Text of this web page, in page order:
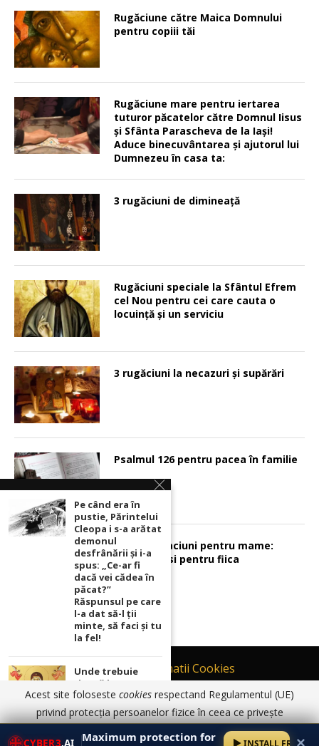
Rugăciune către Maica Domnului
pentru copiii tăi
Rugăciune mare pentru iertarea
tuturor păcatelor către Domnul Iisus
şi Sfânta Parascheva de la Iaşi!
Aduce binecuvântarea şi ajutorul lui
Dumnezeu în casa ta:
3 rugăciuni de dimineață
Rugăciuni speciale la Sfântul Efrem
cel Nou pentru cei care cauta o
locuinţă şi un serviciu
3 rugăciuni la necazuri și supărări
Psalmul 126 pentru pacea în familie
Sunt 2 rugaciuni pentru mame:
pentru fiu si pentru fiica
Contact
Informatii Cookies
Politică de Confidențialitate
TERMENI SI CONDITII DE UTILIZARE
© 2017 - 2026 Ortodoxia | Termeni și condiții de utilizare | Informatii
Cookies | Politică de Confidențialitate
CYBER3.AI Maximum protection for
INSTALL FREE
Pe când era în
pustie, Părintelui
Cleopa i s-a arătat
demonul
desfrânării şi i-a
spus: „Ce-ar fi
dacă vei cădea în
păcat?”
Răspunsul pe care
l-a dat să-l ții
minte, să faci și tu
la fel!
Unde trebuie
ținută icoana cu
Maica Domnului
pentru ca
rugăciunile
noastre să prindă
Acest site foloseste cookies respectand Regulamentul (UE)
privind protecția persoanelor fizice în ceea ce privește
prelucrarea datelor cu caracter personal și privind libera